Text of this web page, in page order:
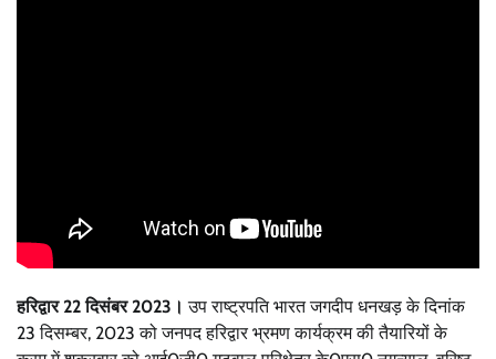
हरिद्वार 22 दिसंबर 2023। उप राष्ट्रपति भारत जगदीप धनखड़ के दिनांक
23 दिसम्बर, 2023 को जनपद हरिद्वार भ्रमण कार्यक्रम की तैयारियों के